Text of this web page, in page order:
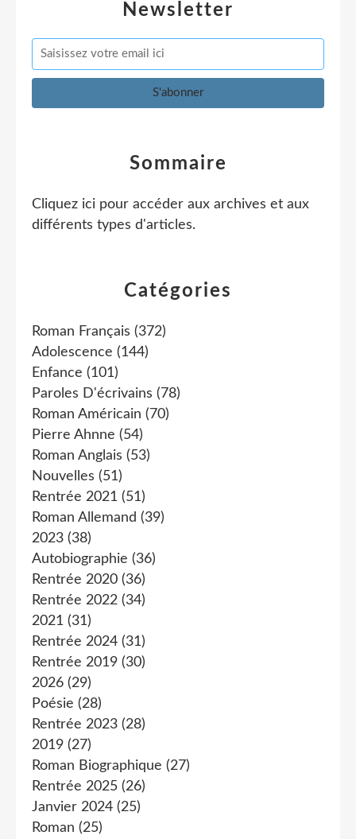
Newsletter
Catégories
Roman Français (372)
Adolescence (144)
Enfance (101)
Paroles D'écrivains (78)
Roman Américain (70)
Pierre Ahnne (54)
Roman Anglais (53)
Nouvelles (51)
Rentrée 2021 (51)
Roman Allemand (39)
2023 (38)
Autobiographie (36)
Rentrée 2020 (36)
Rentrée 2022 (34)
2021 (31)
Rentrée 2024 (31)
Rentrée 2019 (30)
2026 (29)
Poésie (28)
Rentrée 2023 (28)
2019 (27)
Roman Biographique (27)
Rentrée 2025 (26)
Janvier 2024 (25)
Roman (25)
Sommaire
Cliquez ici pour accéder aux archives et aux
différents types d'articles.